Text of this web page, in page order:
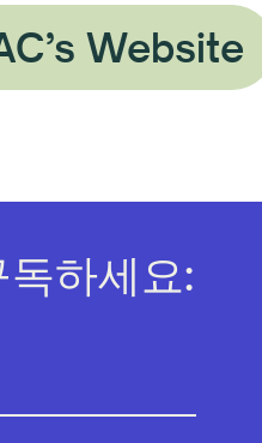
Website
하세요: